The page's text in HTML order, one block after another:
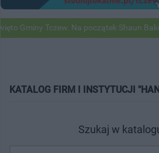
Gminy Tczew. Na początek Shaun Baker
KATALOG FIRM I INSTYTUCJI
Szukaj w